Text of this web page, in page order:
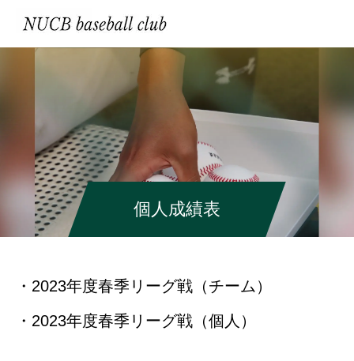
個人成績表
・2023年度春季リーグ戦（チーム）
・2023年度春季リーグ戦（個人）